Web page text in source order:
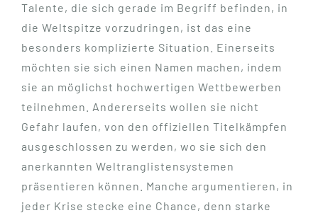
Talente, die sich gerade im Begriff befinden, in
die Weltspitze vorzudringen, ist das eine
besonders komplizierte Situation. Einerseits
möchten sie sich einen Namen machen, indem
sie an möglichst hochwertigen Wettbewerben
teilnehmen. Andererseits wollen sie nicht
Gefahr laufen, von den offiziellen Titelkämpfen
ausgeschlossen zu werden, wo sie sich den
anerkannten Weltranglistensystemen
präsentieren können. Manche argumentieren, in
jeder Krise stecke eine Chance, denn starke